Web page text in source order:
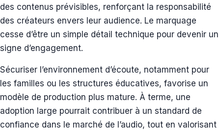
des contenus prévisibles, renforçant la responsabilité
des créateurs envers leur audience. Le marquage
cesse d’être un simple détail technique pour devenir un
signe d’engagement.
Sécuriser l’environnement d’écoute, notamment pour
les familles ou les structures éducatives, favorise un
modèle de production plus mature. À terme, une
adoption large pourrait contribuer à un standard de
confiance dans le marché de l’audio, tout en valorisant